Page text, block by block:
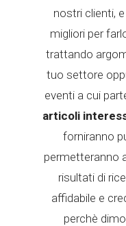
nostri clienti,
migliori per
trattando
tuo settore
eventi a cui
articoli
forniranno
permetteranno
risultati di
affidabile e
perchè